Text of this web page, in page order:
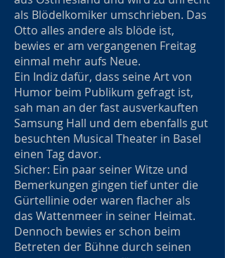
als Blödelkomiker umschrieben. Das
Otto alles andere als blöde ist,
bewies er am vergangenen Freitag
einmal mehr aufs Neue.
Ein Indiz dafür, dass seine Art von
Humor beim Publikum gefragt ist,
sah man an der fast ausverkauften
Samsung Hall und dem ebenfalls gut
besuchten Musical Theater in Basel
einen Tag davor.
Sicher: Ein paar seiner Witze und
Bemerkungen gingen tief unter die
Gürtellinie oder waren flacher als
das Wattenmeer in seiner Heimat.
Dennoch bewies er schon beim
Betreten der Bühne durch seinen